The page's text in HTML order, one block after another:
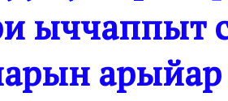
ыччаппыт
арыйар